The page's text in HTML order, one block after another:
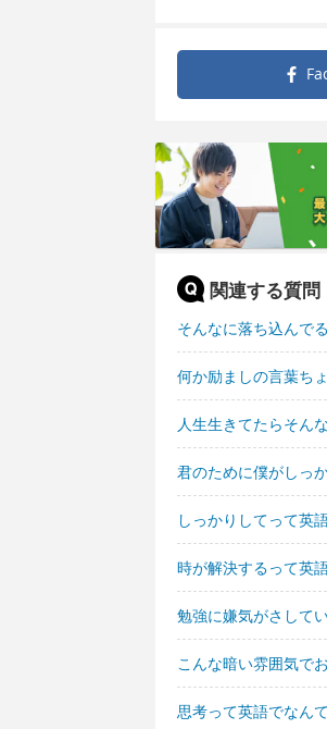
関連する質問
そんなに落ち込んで
何か励ましの言葉ち
人生生きてたらそん
君のために僕がしっ
しっかりしてって英
時が解決するって英
勉強に嫌気がさして
こんな暗い雰囲気で
思考って英語でなん